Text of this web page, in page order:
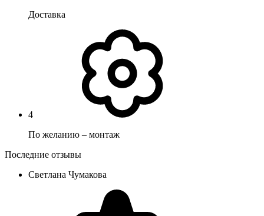
Доставка
4
По желанию – монтаж
Последние отзывы
Светлана Чумакова